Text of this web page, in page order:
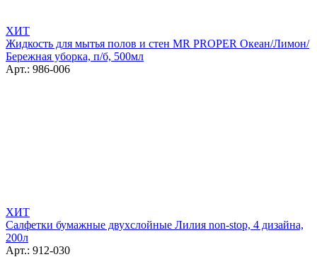
ХИТ
Жидкость для мытья полов и стен MR PROPER Океан/Лимон/
Бережная уборка, п/б, 500мл
Арт.: 986-006
ХИТ
Салфетки бумажные двухслойные Лилия non-stop, 4 дизайна,
200л
Арт.: 912-030